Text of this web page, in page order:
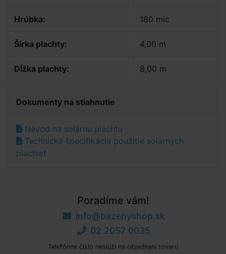
Hrúbka: 180 mic
Šírka plachty: 4,00 m
Dĺžka plachty: 8,00 m
Dokumenty na stiahnutie
Návod na solárnu plachtu
Technická špecifikácia použitie solárnych
plachiet
Poradíme vám!
info@bazenyshop.sk
02 2057 0035
Telefónne číslo neslúži na objednaní tovaru